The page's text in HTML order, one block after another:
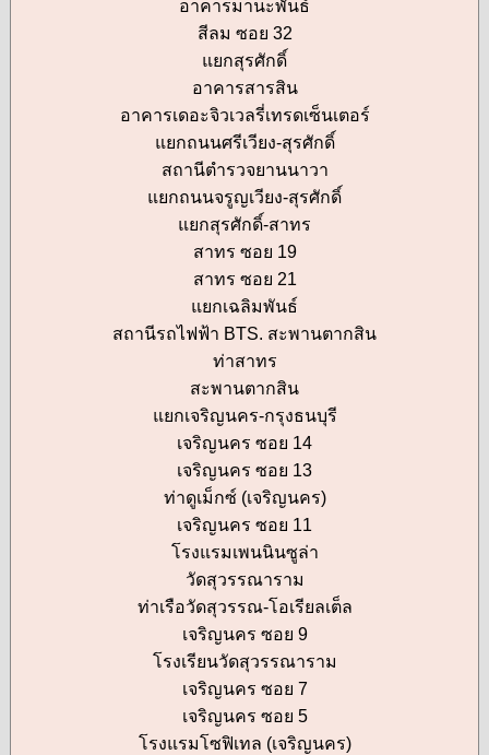
อาคารมานะพันธ์
สีลม ซอย 32
แยกสุรศักดิ์
อาคารสารสิน
อาคารเดอะจิวเวลรี่เทรดเซ็นเตอร์
แยกถนนศรีเวียง-สุรศักดิ์
สถานีตำรวจยานนาวา
แยกถนนจรูญเวียง-สุรศักดิ์
แยกสุรศักดิ์-สาทร
สาทร ซอย 19
สาทร ซอย 21
แยกเฉลิมพันธ์
สถานีรถไฟฟ้า BTS. สะพานตากสิน
ท่าสาทร
สะพานตากสิน
แยกเจริญนคร-กรุงธนบุรี
เจริญนคร ซอย 14
เจริญนคร ซอย 13
ท่าดูเม็กซ์ (เจริญนคร)
เจริญนคร ซอย 11
โรงแรมเพนนินซูล่า
วัดสุวรรณาราม
ท่าเรือวัดสุวรรณ-โอเรียลเต็ล
เจริญนคร ซอย 9
โรงเรียนวัดสุวรรณาราม
เจริญนคร ซอย 7
เจริญนคร ซอย 5
โรงแรมโซฟิเทล (เจริญนคร)